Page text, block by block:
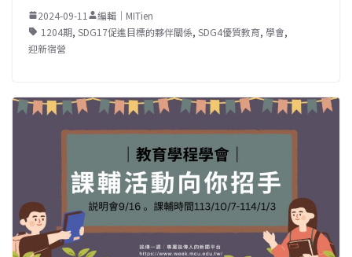
2024-09-11
編輯｜MITien
1204期, SDG17促進目標的夥伴關係, SDG4優質教育, 學會,
迎新宿營